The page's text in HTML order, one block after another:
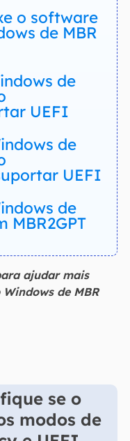
o software
de MBR
de
UEFI
de
UEFI
de
MBR2GPT
ajudar mais
de MBR
se o
modos de